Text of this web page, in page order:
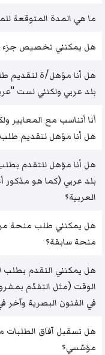
ما هي المدة المتوقعة
هل يمكنني تخصيص جزء
هل أنا مؤهل/ة لتقديم
بلد عربي ولكنني لست
أنا أتناسب مع المعايير
هل أنا مؤهل لتقديم
هل أنا مؤهل للتقدم
بلد عربي (كما هو مذكور
العربية؟
هل يمكنني طلب منحة
منحة سابقة؟
هل يمكنني التقدم
الوقت (مثل التقدّم
في الفنون البصرية وآخر
هل تسقبل آفاق الطلبات
مؤسّسي؟